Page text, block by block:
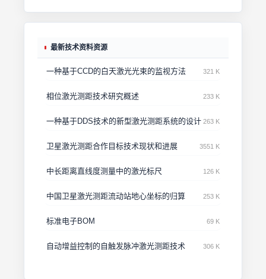
最新技术资料资源
一种基于CCD的白天激光光束的监视方法 321 K
相位激光测距技术研究概述 233 K
一种基于DDS技术的新型激光测距系统的设计 263 K
卫星激光测距合作目标技术现状和进展 3551 K
中长距离直线度测量中的激光标尺 126 K
中国卫星激光测距流动站地心坐标的归算 253 K
标准电子BOM 69 K
自动增益控制的自触发脉冲激光测距技术 306 K